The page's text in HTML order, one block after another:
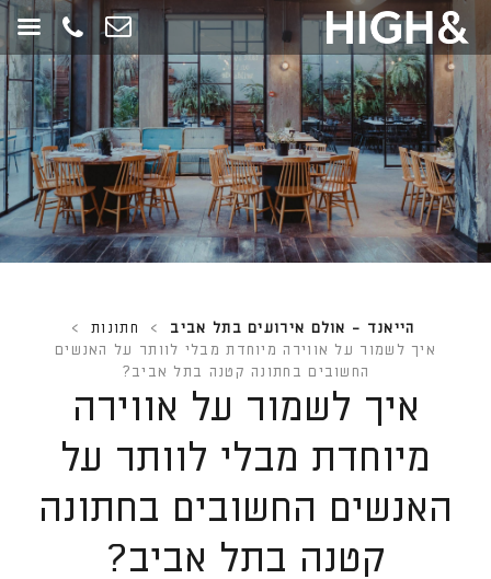
תחילתו
דף
אינטרנט,
לחץ
אנטר
כדי
לעבור
לאזור
תוכן
הייאנד - אולם אירועים בתל אביב > חתונות
>
איך לשמור על אווירה מיוחדת מבלי לוותר על האנשים
החשובים בחתונה קטנה בתל אביב?
איך לשמור על אווירה
מיוחדת מבלי לוותר על
האנשים החשובים בחתונה
קטנה בתל אביב?